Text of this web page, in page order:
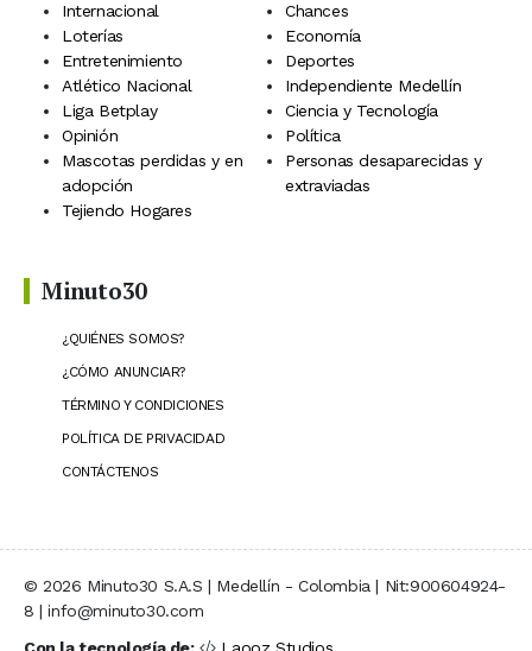
Internacional
Chances
Loterías
Economía
Entretenimiento
Deportes
Atlético Nacional
Independiente Medellín
Liga Betplay
Ciencia y Tecnología
Opinión
Política
Mascotas perdidas y en
adopción
Personas desaparecidas y
extraviadas
Tejiendo Hogares
Minuto30
¿QUIÉNES SOMOS?
¿CÓMO ANUNCIAR?
TÉRMINO Y CONDICIONES
POLÍTICA DE PRIVACIDAD
CONTÁCTENOS
© 2026 Minuto30 S.A.S | Medellín - Colombia | Nit:900604924-
8 | info@minuto30.com